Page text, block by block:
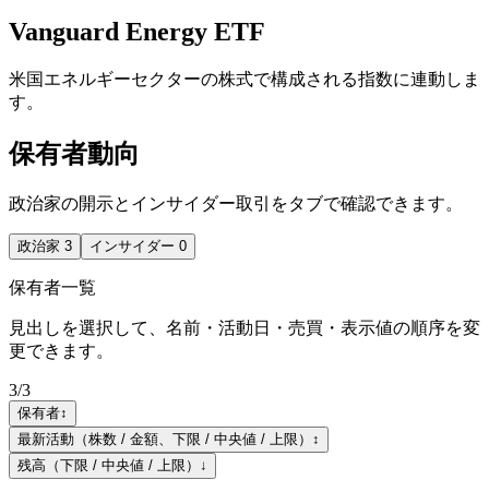
Vanguard Energy ETF
米国エネルギーセクターの株式で構成される指数に連動しま
す。
保有者動向
政治家の開示とインサイダー取引をタブで確認できます。
政治家 3 インサイダー 0
保有者一覧
見出しを選択して、名前・活動日・売買・表示値の順序を変
更できます。
3/3
保有者↕
最新活動（株数 / 金額、下限 / 中央値 / 上限） ↕
残高（下限 / 中央値 / 上限） ↓